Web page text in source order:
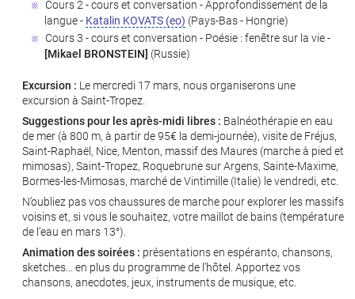
Cours 2 - cours et conversation - Approfondissement de la
langue - Katalin KOVATS
(Pays-Bas - Hongrie)
Cours 3 - cours et conversation - Poésie : fenêtre sur la vie -
[Mikael BRONSTEIN] (Russie)
Excursion : Le mercredi 17 mars, nous organiserons une
excursion à Saint-Tropez.
Suggestions pour les après-midi libres : Balnéothérapie en eau
de mer (à 800 m, à partir de 95€ la demi-journée), visite de Fréjus,
Saint-Raphaël, Nice, Menton, massif des Maures (marche à pied et
mimosas), Saint-Tropez, Roquebrune sur Argens, Sainte-Maxime,
Bormes-les-Mimosas, marché de Vintimille (Italie) le vendredi, etc.
N’oubliez pas vos chaussures de marche pour explorer les massifs
voisins et, si vous le souhaitez, votre maillot de bains (température
de l’eau en mars 13°).
Animation des soirées : présentations en espéranto, chansons,
sketches... en plus du programme de l’hôtel. Apportez vos
chansons, anecdotes, jeux, instruments de musique, etc.